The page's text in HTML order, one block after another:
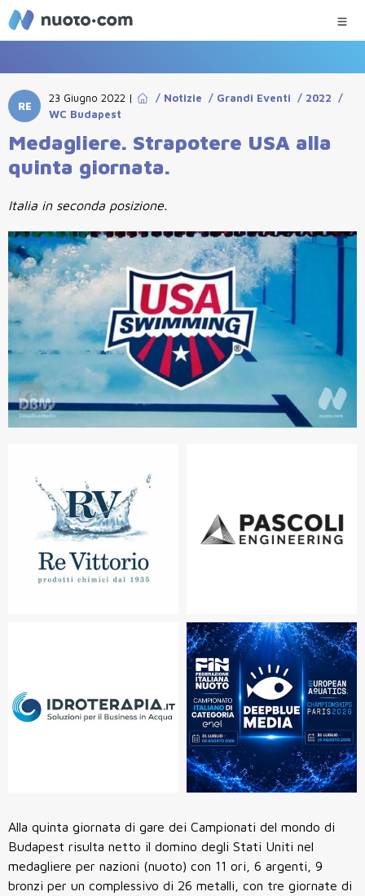
RE
23 Giugno 2022 | / Notizie / Grandi Eventi / 2022 /
WC Budapest
Medagliere. Strapotere USA alla
quinta giornata.
Italia in seconda posizione.
Alla quinta giornata di gare dei Campionati del mondo di
Budapest risulta netto il domino degli Stati Uniti nel
medagliere per nazioni (nuoto) con 11 ori, 6 argenti, 9
bronzi per un complessivo di 26 metalli, con tre giornate di